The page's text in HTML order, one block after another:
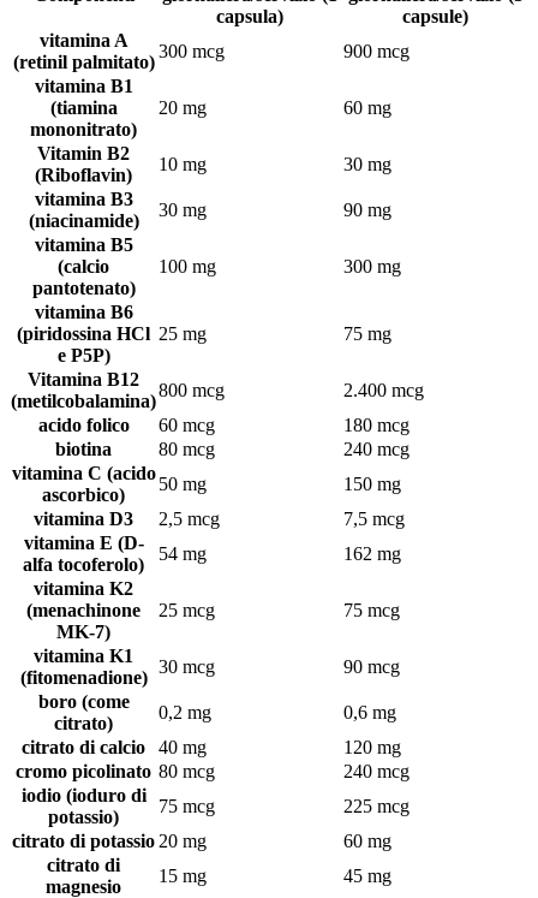
capsula)
capsule)
vitamina A
(retinil palmitato)
300 mcg
900 mcg
vitamina B1
(tiamina
mononitrato)
20 mg 60 mg
Vitamin B2
(Riboflavin)
10 mg
30 mg
vitamina B3
(niacinamide)
30 mg
90 mg
vitamina B5
(calcio
pantotenato)
100 mg 300 mg
vitamina B6
(piridossina HCl
e P5P)
25 mg 75 mg
Vitamina B12
(metilcobalamina)
800 mcg
2.400 mcg
acido folico
60 mcg
180 mcg
biotina
80 mcg
240 mcg
vitamina C (acido
ascorbico)
50 mg
150 mg
vitamina D3
2,5 mcg
7,5 mcg
vitamina E (D-
alfa tocoferolo)
54 mg
162 mg
vitamina K2
(menachinone
MK-7)
25 mcg 75 mcg
vitamina K1
(fitomenadione)
30 mcg
90 mcg
boro (come
citrato)
0,2 mg
0,6 mg
citrato di calcio
40 mg
120 mg
cromo picolinato 80 mcg
240 mcg
iodio (ioduro di
potassio)
75 mcg
225 mcg
citrato di potassio 20 mg
60 mg
citrato di
magnesio
15 mg
45 mg